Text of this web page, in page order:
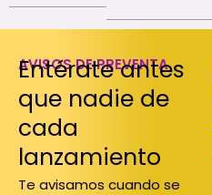
AVISOS DE PREVENTA
Entérate antes
que nadie de
cada
lanzamiento
Te avisamos cuando se